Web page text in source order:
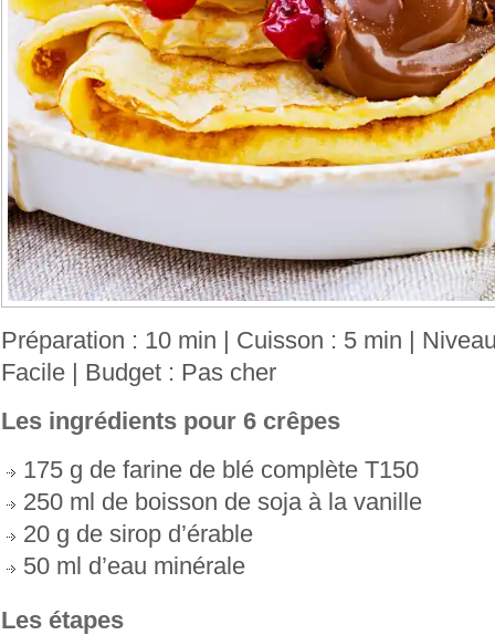
Préparation : 10 min | Cuisson : 5 min |
Facile | Budget : Pas cher
Les ingrédients pour 6 crêpes
175 g de farine de blé complète T150
250 ml de boisson de soja à la vanille
20 g de sirop d’érable
50 ml d’eau minérale
Les étapes